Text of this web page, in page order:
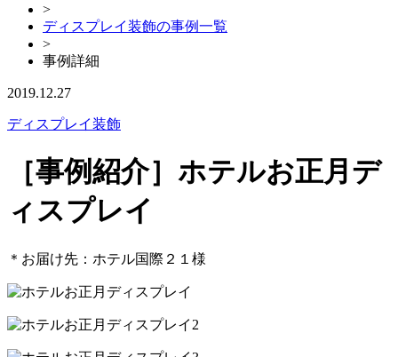
>
ディスプレイ装飾の事例一覧
>
事例詳細
2019.12.27
ディスプレイ装飾
［事例紹介］ホテルお正月デ
ィスプレイ
＊お届け先：ホテル国際２１様